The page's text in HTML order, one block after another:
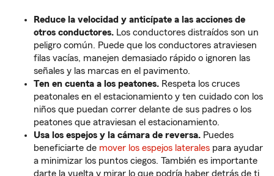
Reduce la velocidad y anticípate a las acciones de
otros conductores. Los conductores distraídos son un
peligro común. Puede que los conductores atraviesen
filas vacías, manejen demasiado rápido o ignoren las
señales y las marcas en el pavimento.
Ten en cuenta a los peatones. Respeta los cruces
peatonales en el estacionamiento y ten cuidado con los
niños que puedan correr delante de sus padres o los
peatones que atraviesan el estacionamiento.
Usa los espejos y la cámara de reversa. Puedes
beneficiarte de mover los espejos laterales para ayudar
a minimizar los puntos ciegos. También es importante
darte la vuelta y mirar lo que podría haber detrás de ti